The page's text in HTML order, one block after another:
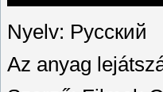
Nyelv: Русский
Az anyag